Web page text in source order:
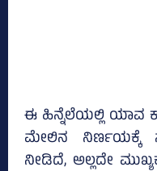
ಈ ಹಿನ್ನೆಲೆಯಲ್ಲಿ ಯಾವ
ಮೇಲಿನ ನಿರ್ಣಯಕ್ಕೆ
ನೀಡಿದೆ, ಅಲ್ಲದೇ